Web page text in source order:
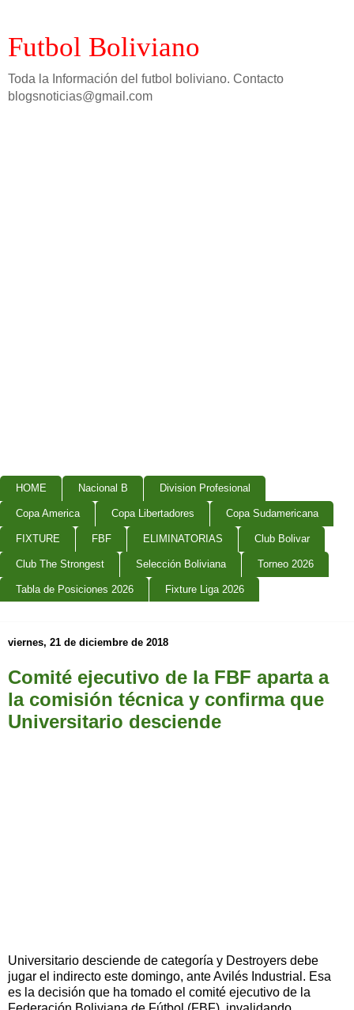
Futbol Boliviano
Toda la Información del futbol boliviano. Contacto
blogsnoticias@gmail.com
HOME Nacional B Division Profesional
Copa America Copa Libertadores Copa Sudamericana
FIXTURE FBF ELIMINATORIAS Club Bolivar
Club The Strongest Selección Boliviana Torneo 2026
Tabla de Posiciones 2026 Fixture Liga 2026
viernes, 21 de diciembre de 2018
Comité ejecutivo de la FBF aparta a
la comisión técnica y confirma que
Universitario desciende
Universitario desciende de categoría y Destroyers debe
jugar el indirecto este domingo, ante Avilés Industrial. Esa
es la decisión que ha tomado el comité ejecutivo de la